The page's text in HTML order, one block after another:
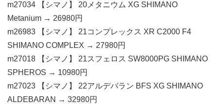
m27034 【シマノ】 20メタニウム XG SHIMANO
Metanium → 26980円
m26983 【シマノ】 21コンプレックス XR C2000 F4
SHIMANO COMPLEX → 27980円
m27018 【シマノ】 21スフェロス SW8000PG SHIMANO
SPHEROS → 10980円
m27023 【シマノ】 22アルデバラン BFS XG SHIMANO
ALDEBARAN → 32980円